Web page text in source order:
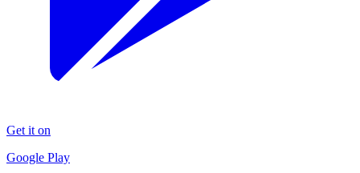
Get it on
Google Play